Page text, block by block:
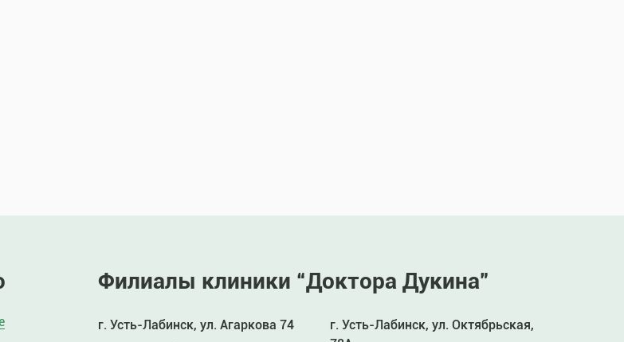
Филиалы клиники “Доктора Дукина”
г. Усть-Лабинск, ул. Агаркова 74
г. Усть-Лабинск, ул. Октябрьская,